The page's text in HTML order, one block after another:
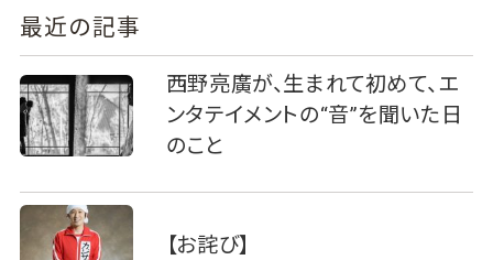
最近の記事
西野亮廣が、生まれて初めて、エ
ンタテイメントの“音”を聞いた日
のこと
【お詫び】